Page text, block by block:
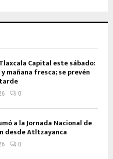
Capital este sábado:
mañana fresca; se prevén
0
a la Jornada Nacional de
desde Atltzayanca
0